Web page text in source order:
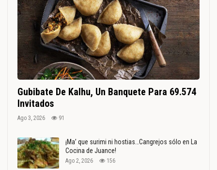
Gubibate De Kalhu, Un Banquete Para 69.574
Invitados
Ago 3, 2026 91
¡Ma’ que surimi ni hostias…Cangrejos sólo en La
Cocina de Juance!
Ago 2, 2026 156